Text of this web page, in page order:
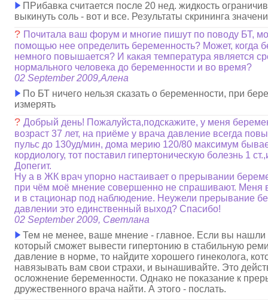
ПРибавка считается после 20 нед. жидкость
выкинуть соль - вот и все. Результаты скрининга
? Почитала ваш форум и многие пишут по поводу БТ,
помощью нее определить беременность? Может, когда
немного повышается? И какая температура является
нормального человека до беременности и во время?
02 September 2009,Алена
По БТ ничего нельзя сказать о беременности, при
измерять
?Добрый день! Пожалуйста,подскажите, у меня
возраст 37 лет, на приёме у врача давление всегда
пульс до 130уд/мин, дома мерию 120/80 максимум
кордиологу, тот поставил гипертоническую болезнь 1
Допегит.
Ну а в ЖК врач упорно настаивает о прерывании
при чём моё мнение совершенно не спрашивают. Меня
и в стационар под наблюдение. Неужели прерывание
давлении это единственный выход? Спасибо!
02 September 2009, Светлана
Тем не менее, ваше мнение - главное. Если вы нашли
который сможет вывести гипертонию в стабильную
давление в норме, то найдите хорошего гинеколога,
навязывать вам свои страхи, и вынашивайте. Это
осложнение беременности. Однако не показание к
дружественного врача найти. А этого - послать.